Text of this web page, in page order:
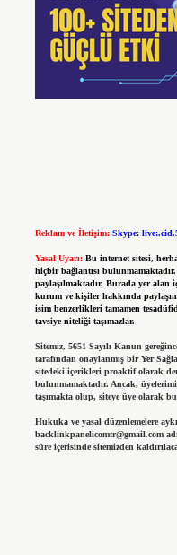
Reklam ve İletişim: Skype:
Yasal Uyarı: Bu internet sitesi,
hiçbir bağlantısı bulunmamaktadır.
paylaşılmaktadır. Burada yer alan
kurum ve kişiler hakkında
isim benzerlikleri tamamen
tavsiye niteliği taşımazlar.
Sitemiz, 5651 Sayılı Kanun
tarafından onaylanmış bir Yer
sitedeki içerikleri proaktif olarak
bulunmamaktadır. Ancak,
taşımakta olup, siteye üye olarak
Hukuka ve yasal düzenlemelere
backlinkpanelicomtr@gmail.com
süre içerisinde sitemizden